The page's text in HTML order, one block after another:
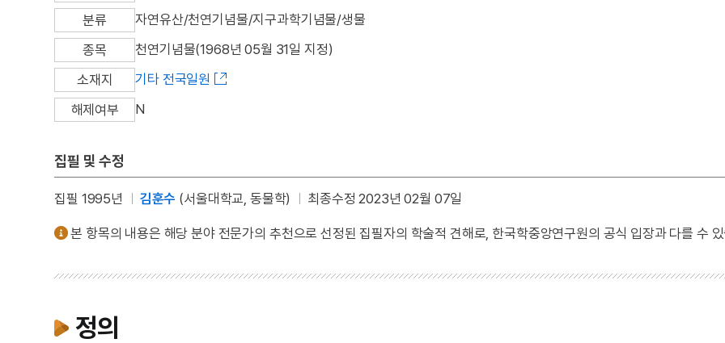
분류
자연유산/천연기념물/지구과학기념물/생물
종목
천연기념물(1968년 05월 31일 지정)
소재지
기타 전국일원
해제여부
N
집필 및 수정
집필 1995년 김훈수 (서울대학교, 동물학) 최종수정 2023년 02월 07일
본 항목의 내용은 해당 분야 전문가의 추천으로 선정된 집필자의 학술적 견해로, 한국학중앙연구원의 공식 입장과 다를 수
정의